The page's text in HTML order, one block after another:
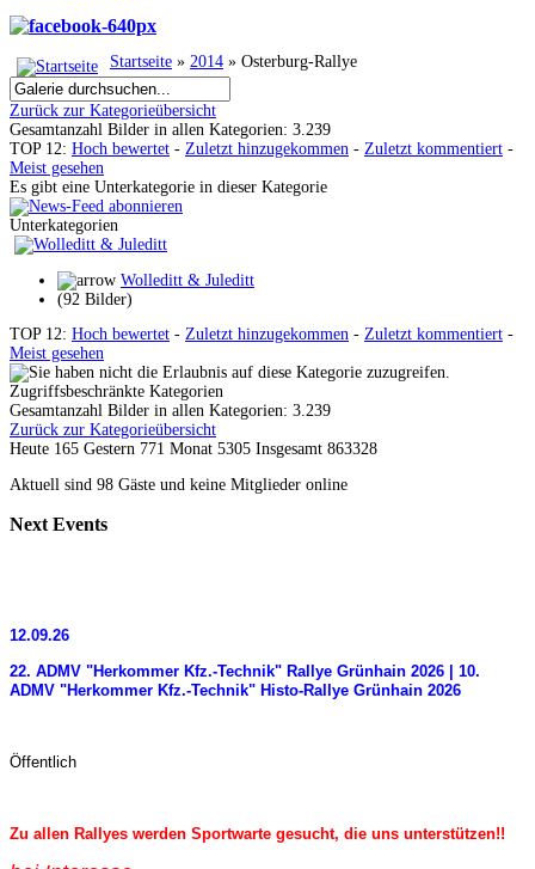
Startseite » 2014 » Osterburg-Rallye
Zurück zur Kategorieübersicht
Gesamtanzahl Bilder in allen Kategorien: 3.239
TOP 12: Hoch bewertet - Zuletzt hinzugekommen - Zuletzt kommentiert -
Meist gesehen
Es gibt eine Unterkategorie in dieser Kategorie
Unterkategorien
Wolleditt & Juleditt
(92 Bilder)
TOP 12: Hoch bewertet - Zuletzt hinzugekommen - Zuletzt kommentiert -
Meist gesehen
Zugriffsbeschränkte Kategorien
Gesamtanzahl Bilder in allen Kategorien: 3.239
Zurück zur Kategorieübersicht
Heute 165 Gestern 771 Monat 5305 Insgesamt 863328
Aktuell sind 98 Gäste und keine Mitglieder online
Next Events
12.09.26
22. ADMV "Herkommer Kfz.-Technik" Rallye Grünhain 2026 | 10.
ADMV "Herkommer Kfz.-Technik" Histo-Rallye Grünhain 2026
Öffentlich
Zu allen Rallyes werden Sportwarte gesucht, die uns unterstützen!!